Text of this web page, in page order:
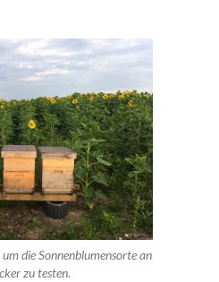
die Sonnenblumensorte an
zu testen.